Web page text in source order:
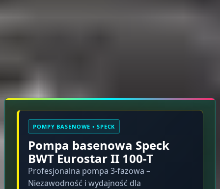
POMPY BASENOWE • SPECK
Pompa basenowa Speck
BWT Eurostar II 100-T
Profesjonalna pompa 3-fazowa –
Niezawodność i wydajność dla